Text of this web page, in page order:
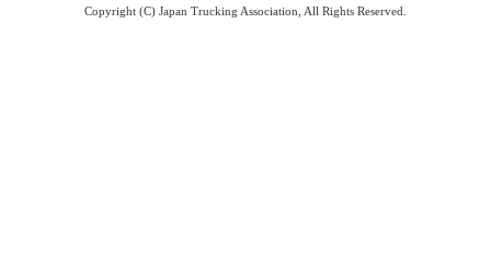
Copyright (C) Japan Trucking Association, All Rights Reserved.